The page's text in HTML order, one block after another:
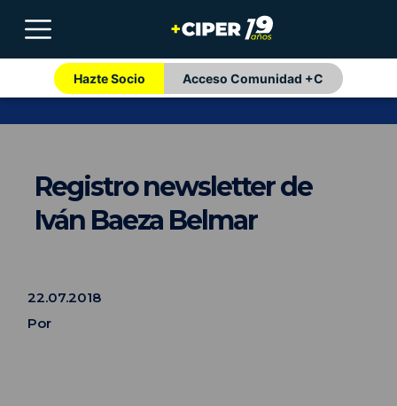
Hazte Socio Acceso Comunidad +C
Registro newsletter de
Iván Baeza Belmar
22.07.2018
Por